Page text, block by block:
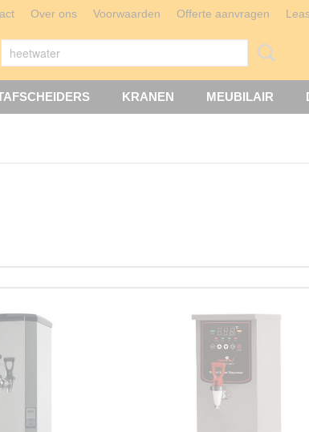
Over ons Voorwaarden Offerte aanvragen
KRANEN MEUBILAIR